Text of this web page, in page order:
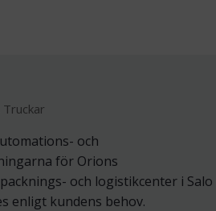
och
för Orions
och logistikcenter i Salo
enligt kundens behov.